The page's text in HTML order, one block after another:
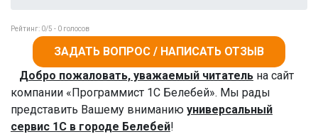
Рейтинг: 0/5 - 0 голосов
ЗАДАТЬ ВОПРОС / НАПИСАТЬ ОТЗЫВ
Добро пожаловать, уважаемый читатель на сайт
компании «Программист 1С Белебей». Мы рады
представить Вашему вниманию универсальный
сервис 1С в городе Белебей!